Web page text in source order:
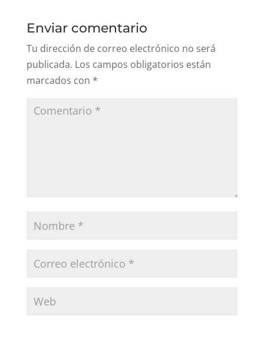
Enviar comentario
Tu dirección de correo electrónico no será
publicada. Los campos obligatorios están
marcados con *